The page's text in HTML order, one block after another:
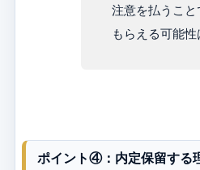
注意を払うこ
もらえる可能性
ポイント④：内定保留する